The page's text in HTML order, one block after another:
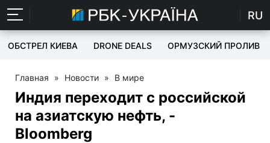
RU
ОБСТРЕЛ КИЕВА DRONE DEALS ОРМУЗСКИЙ ПРОЛИВ
Главная » Новости » В мире
Индия переходит с российской
на азиатскую нефть, -
Bloomberg